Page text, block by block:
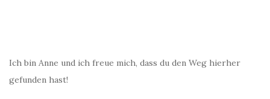
Ich bin Anne und ich freue mich, dass du den Weg hierher
gefunden hast!